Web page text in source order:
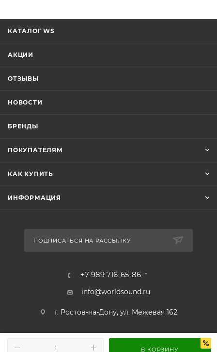
В КОРЗИНУ
КАТАЛОГ WS
АКЦИИ
ОТЗЫВЫ
НОВОСТИ
БРЕНДЫ
ПОКУПАТЕЛЯМ
КАК КУПИТЬ
ИНФОРМАЦИЯ
ПОДПИСАТЬСЯ НА РАССЫЛКУ
+7 989 716-65-86
info@worldsound.ru
г. Ростов-на-Дону, ул. Межевая 162